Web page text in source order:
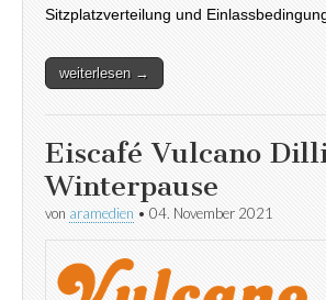
Sitzplatzverteilung und
weiterlesen →
Eiscafé Vulcano
Winterpause
von aramedien • 04. November 2021